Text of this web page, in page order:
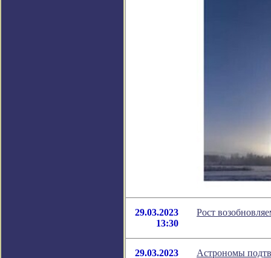
29.03.2023
13:30
Рост
29.03.2023 Астрономы